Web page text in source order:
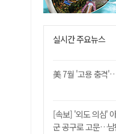
실시간 주요뉴스
美 7월 '고용 충격
[속보] '외도 의심'
군 공구로 고문…남